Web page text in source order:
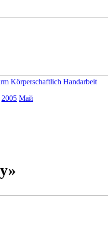
Körperschaftlich Handarbeit
2005 Май